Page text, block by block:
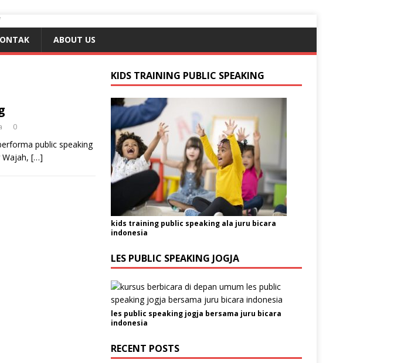
ABOUT US
0
public speaking
[…]
KIDS TRAINING PUBLIC SPEAKING
kids training public speaking ala juru bicara
indonesia
LES PUBLIC SPEAKING JOGJA
les public speaking jogja bersama juru bicara
indonesia
RECENT POSTS